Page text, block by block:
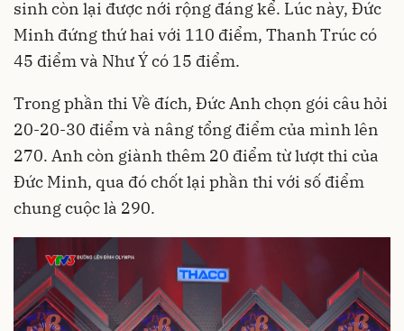
sinh còn lại được nới rộng đáng kể. Lúc này, Đức
Minh đứng thứ hai với 110 điểm, Thanh Trúc có
45 điểm và Như Ý có 15 điểm.
Trong phần thi Về đích, Đức Anh chọn gói câu hỏi
20-20-30 điểm và nâng tổng điểm của mình lên
270. Anh còn giành thêm 20 điểm từ lượt thi của
Đức Minh, qua đó chốt lại phần thi với số điểm
chung cuộc là 290.